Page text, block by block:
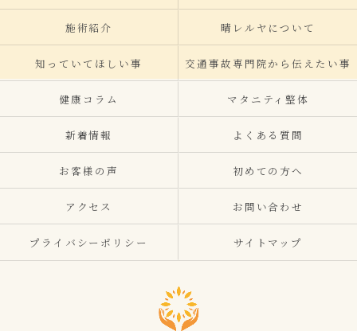
施術紹介 晴レルヤについて
知っていてほしい事 交通事故専門院から伝えたい事
健康コラム マタニティ整体
新着情報 よくある質問
お客様の声 初めての方へ
アクセス お問い合わせ
プライバシーポリシー サイトマップ